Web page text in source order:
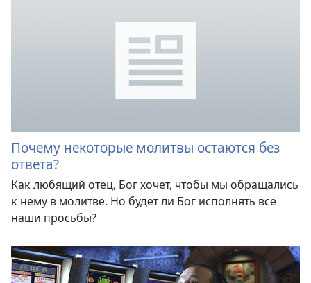
Почему некоторые молитвы остаются без
ответа?
Как любящий отец, Бог хочет, чтобы мы обращались
к нему в молитве. Но будет ли Бог исполнять все
наши просьбы?